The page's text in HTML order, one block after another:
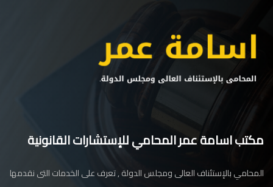
مكتب اسامة عمر المحامي للإستشارات القانونية
المحامي بالإستئناف العالى ومجلس الدولة , تعرف على الخدمات التى نقدمها